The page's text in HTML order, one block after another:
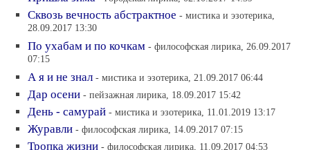
Сквозь вечность абстрактное - мистика и эзотерика,
28.09.2017 13:30
По ухабам и по кочкам - философская лирика, 26.09.2017
07:15
А я и не знал - мистика и эзотерика, 21.09.2017 06:44
Дар осени - пейзажная лирика, 18.09.2017 15:42
День - самурай - мистика и эзотерика, 11.01.2019 13:17
Журавли - философская лирика, 14.09.2017 07:15
Тропка жизни - философская лирика, 11.09.2017 04:53